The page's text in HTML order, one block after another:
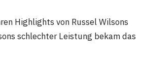
Highlights von Russel Wilsons
schlechter Leistung bekam das